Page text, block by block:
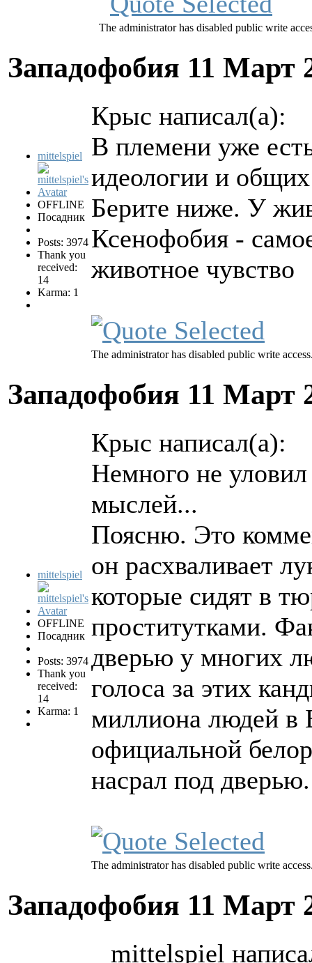
The administrator has disabled public write
Западофобия 11 Март
mittelspiel
OFFLINE
Посадник
Posts: 3974
Thank you
received:
14
Karma: 1
Крыс написал(а):
В племени уже
идеологии и
Берите ниже. У
Ксенофобия -
животное чувство
The administrator has disabled public write
Западофобия 11 Март
mittelspiel
OFFLINE
Посадник
Posts: 3974
Thank you
received:
14
Karma: 1
Крыс написал(а):
Немного не
мыслей...
Поясню. Это
он расхваливает
которые сидят в
проститутками.
дверью у многих
голоса за этих
миллиона людей в
официальной
насрал под дверью.
The administrator has disabled public write
Западофобия 11 Март
mittelspiel